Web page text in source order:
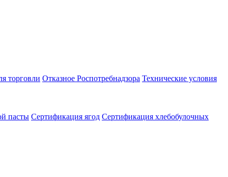
торговли Отказное Роспотребнадзора Технические условия
пасты Сертификация ягод Сертификация хлебобулочных